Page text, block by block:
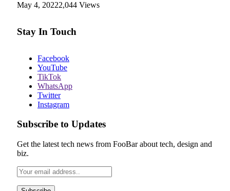
May 4, 20222,044 Views
Stay In Touch
Facebook
YouTube
TikTok
WhatsApp
Twitter
Instagram
Subscribe to Updates
Get the latest tech news from FooBar about tech, design and
biz.